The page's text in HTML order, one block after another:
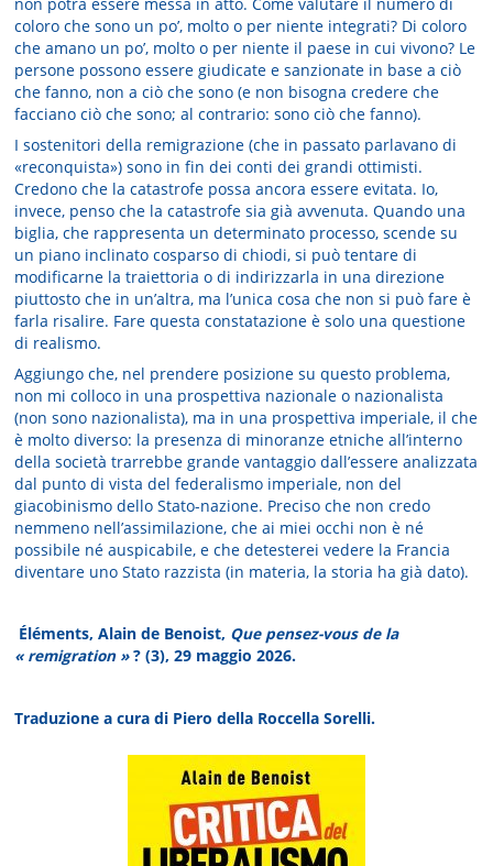
coloro che sono un po’, molto o per niente integrati? Di coloro
che amano un po’, molto o per niente il paese in cui vivono? Le
persone possono essere giudicate e sanzionate in base a ciò
che fanno, non a ciò che sono (e non bisogna credere che
facciano ciò che sono; al contrario: sono ciò che fanno).
I sostenitori della remigrazione (che in passato parlavano di
«reconquista») sono in fin dei conti dei grandi ottimisti.
Credono che la catastrofe possa ancora essere evitata. Io,
invece, penso che la catastrofe sia già avvenuta. Quando una
biglia, che rappresenta un determinato processo, scende su
un piano inclinato cosparso di chiodi, si può tentare di
modificarne la traiettoria o di indirizzarla in una direzione
piuttosto che in un’altra, ma l’unica cosa che non si può fare è
farla risalire. Fare questa constatazione è solo una questione
di realismo.
Aggiungo che, nel prendere posizione su questo problema,
non mi colloco in una prospettiva nazionale o nazionalista
(non sono nazionalista), ma in una prospettiva imperiale, il che
è molto diverso: la presenza di minoranze etniche all’interno
della società trarrebbe grande vantaggio dall’essere analizzata
dal punto di vista del federalismo imperiale, non del
giacobinismo dello Stato-nazione. Preciso che non credo
nemmeno nell’assimilazione, che ai miei occhi non è né
possibile né auspicabile, e che detesterei vedere la Francia
diventare uno Stato razzista (in materia, la storia ha già dato).
Éléments, Alain de Benoist, Que pensez-vous de la
« remigration »? (3), 29 maggio 2026.
Traduzione a cura di Piero della Roccella Sorelli.